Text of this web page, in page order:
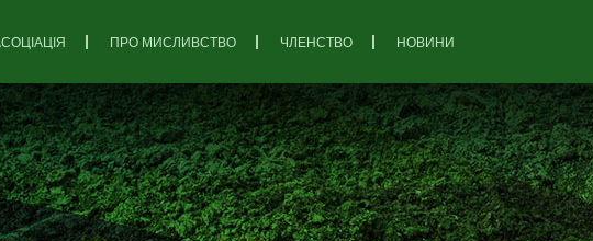
ПРО МИСЛИВСТВО ЧЛЕНСТВО НОВИНИ